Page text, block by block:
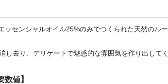
センシャルオイル25%のみでつくられた天然のルー
し去り、デリケートで魅惑的な雰囲気を作り出してく
数値】